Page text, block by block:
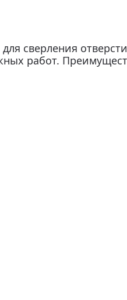
сверления
работ.